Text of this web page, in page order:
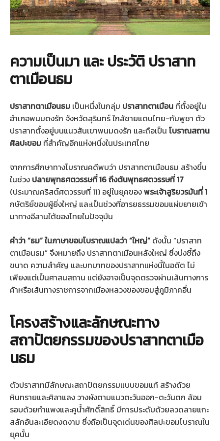
ความเป็นมา และ ประวัติ ปราสาท
ตาเมือนธม
ปราสาทตาเมือนธม เป็นหนึ่งในกลุ่ม ปราสาทตาเมือน ที่ตั้งอยู่ใน
อำเภอพนมดงรัก จังหวัดสุรินทร์ ใกล้ชายแดนไทย-กัมพูชา ตัว
ปราสาทตั้งอยู่บนแนวสันเขาพนมดงรัก และถือเป็น โบราณสถาน
ศิลปะขอม ที่สำคัญอีกแห่งหนึ่งในประเทศไทย
จากการศึกษาทางโบราณคดีพบว่า ปราสาทตาเมือนธม สร้างขึ้น
ในช่วง ปลายพุทธศตวรรษที่ 16 ถึงต้นพุทธศตวรรษที่ 17
(ประมาณคริสต์ศตวรรษที่ 11) อยู่ในยุคของพระเจ้าสูริยวรมันที่ 1
กษัตริย์ขอมผู้ยิ่งใหญ่ และเป็นช่วงที่อารยธรรมขอมแผ่ขยายเข้า
มาทางอีสานใต้ของไทยในปัจจุบัน
คำว่า “ธม” ในภาษาขอมโบราณแปลว่า “ใหญ่” ดังนั้น “ปราสาท
ตาเมือนธม” จึงหมายถึง ปราสาทตาเมือนหลังใหญ่ ซึ่งบ่งชี้ถึง
ขนาด ความสำคัญ และบทบาทของปราสาทแห่งนี้ในอดีต ไม่
เพียงแต่เป็นศาสนสถาน แต่ยังอาจเป็นจุดตรวจผ่านเส้นทางการ
ค้าหรือเส้นทางราชการจากเมืองหลวงของขอมสู่ภูมิภาคอื่น
โครงสร้างและลักษณะทาง
สถาปัตยกรรมของปราสาทตาเมือ
นธม
ตัวปราสาทมีลักษณะสถาปัตยกรรมแบบขอมแท้ สร้างด้วย
หินทรายและศิลาแลง วางผังตามแนวตะวันออก-ตะวันตก ล้อม
รอบด้วยกำแพงและคูน้ำศักดิ์สิทธิ์ มีการประดับด้วยลวดลายแกะ
สลักอันละเอียดงดงาม ซึ่งถือเป็นจุดเด่นของศิลปะขอมโบราณใน
ยุคนั้น